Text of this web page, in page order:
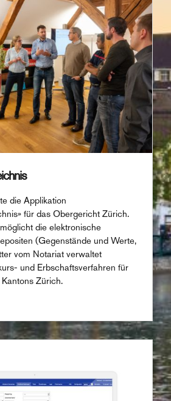
die Applikation
für das Obergericht Zürich.
die elektronische
(Gegenstände und Werte,
vom Notariat verwaltet
und Erbschaftsverfahren für
Zürich.